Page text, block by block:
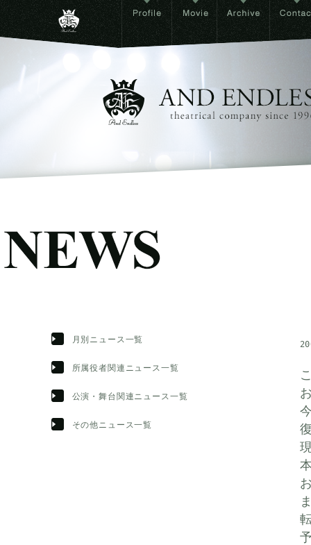
月別ニュース一覧
所属役者関連ニュース一覧
公演・舞台関連ニュース一覧
その他ニュース一覧